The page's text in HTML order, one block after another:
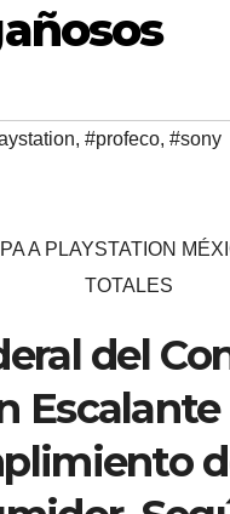
, #profeco, #sony
A PLAYSTATION
TOTALES
del